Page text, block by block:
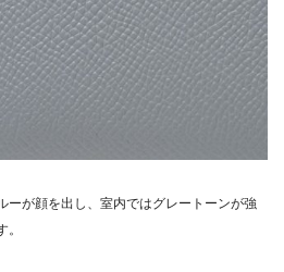
ーが顔を出し、室内ではグレートーンが強